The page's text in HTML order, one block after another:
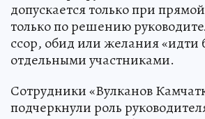
допускается только при
только по решению
ссор, обид или желания «идти
отдельными участниками.
Сотрудники «Вулканов
подчеркнули роль